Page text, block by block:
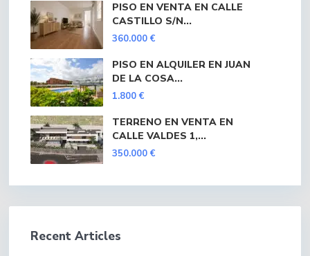
PISO EN VENTA EN CALLE
CASTILLO S/N...
360.000 €
PISO EN ALQUILER EN JUAN
DE LA COSA...
1.800 €
TERRENO EN VENTA EN
CALLE VALDES 1,...
350.000 €
Recent Articles